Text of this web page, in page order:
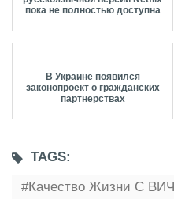
пока не полностью доступна
В Украине появился
законопроект о гражданских
партнерствах
TAGS:
Качество Жизни С ВИЧ